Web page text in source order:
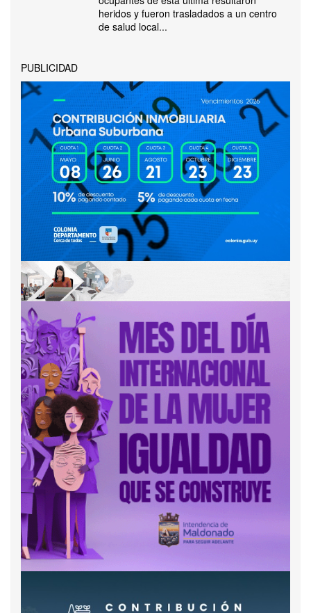
heridos y fueron trasladados a un centro
de salud local...
PUBLICIDAD